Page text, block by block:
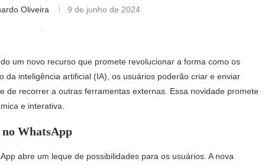
Oliveira 9 de junho de 2024
um novo recurso que promete revolucionar a forma como os
da inteligência artificial (IA), os usuários poderão criar e enviar
de recorrer a outras ferramentas externas. Essa novidade promete
e interativa.
WhatsApp
abre um leque de possibilidades para os usuários. A nova